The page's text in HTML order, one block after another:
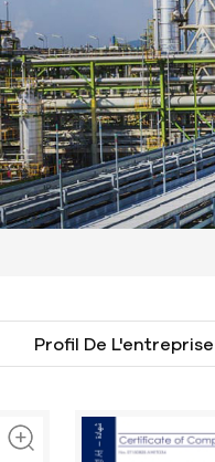
Profil De L'entreprise